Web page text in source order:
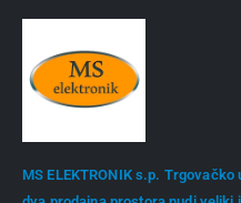
MS ELEKTRONIK s.p.